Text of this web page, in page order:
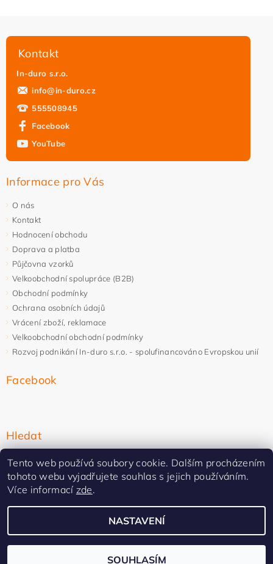
Kontakt
In-duro s.r.o.
info@in-duro.cz
555508945
Facebook
YouTube
Informace pro Vás
O nás
Kontakt
Hodnocení obchodu
Doprava a platba
Půjčovna vzorků
Velkoobchodní spolupráce (B2B)
Obchodní podmínky
Ochrana osobních údajů
Vrácení zboží, reklamace
Velkoobchodní obchodní podmínky
Rozvoj podnikání In-duro s.r.o. - spolufinancováno Evropskou unií
Facebook
Hledat
2026 ©In-duro, všechna práva vyhrazenaUpravit nastavení cookies
Vytvořil Shoptet Premium
Tento web používá soubory cookie. Dalším procházením
tohoto webu vyjadřujete souhlas s jejich používáním.
Více informací zde.
NASTAVENÍ
SOUHLASÍM